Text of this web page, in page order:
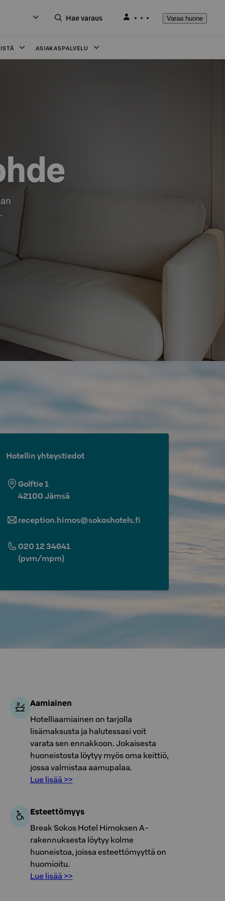
Hae varaus Varaa huone
ASIAKASPALVELU
Hotellin yhteystiedot
Golftie 1
42100 Jämsä
reception.himos@sokoshotels.fi
020 12 34641
(pvm/mpm)
Aamiainen
Hotelliaamiainen on tarjolla
lisämaksusta ja halutessasi voit
varata sen ennakkoon. Jokaisesta
huoneistosta löytyy myös oma keittiö,
jossa valmistaa aamupalaa.
Lue lisää >>
Esteettömyys
Break Sokos Hotel Himoksen A-
rakennuksesta löytyy kolme
huoneistoa, joissa esteettömyyttä on
huomioitu.
Lue lisää >>